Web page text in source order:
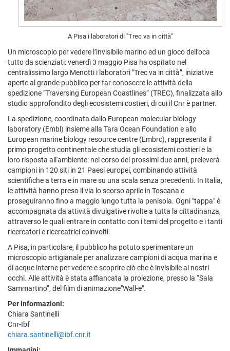
A Pisa i laboratori di "Trec va in città"
Un microscopio per vedere l’invisibile marino ed un gioco dell’oca
tutto da scienziati: venerdì 3 maggio Pisa ha ospitato nel
centralissimo largo Menotti i laboratori "Trec va in città”, iniziative
aperte al grande pubblico per far conoscere le attività della
spedizione “Traversing European Coastlines” (TREC), finalizzata allo
studio approfondito degli ecosistemi costieri, di cui il Cnr è partner.
La spedizione, coordinata dallo European molecular biology
laboratory (Embl) insieme alla Tara Ocean Foundation e allo
European marine biology resource centre (Embrc), rappresenta il
primo progetto continentale che studia gli ecosistemi costieri e la
loro risposta all'ambiente: nel corso dei prossimi due anni, preleverà
campioni in 120 siti in 21 Paesi europei, combinando attività
scientifiche a terra e in mare su una scala senza precedenti. In Italia,
le attività hanno preso il via lo scorso aprile in Toscana e
proseguiranno fino a maggio lungo tutta la penisola. Ogni "tappa" è
accompagnata da attività divulgative rivolte a tutta la cittadinanza,
attraverso le quali entrare in contatto con i temi del progetto e i tanti
ricercatori e ricercatrici coinvolti.
A Pisa, in particolare, il pubblico ha potuto sperimentare un
microscopio artigianale per analizzare campioni di acqua marina e
di acque interne per vedere e scoprire ciò che è invisibile ai nostri
occhi. Alle attività è stata affiancata la proiezione, presso la “Sala
Sammartino”, del film di animazione"Wall-e".
Per informazioni:
Chiara Santinelli
Cnr-Ibf
chiara.santinelli@ibf.cnr.it